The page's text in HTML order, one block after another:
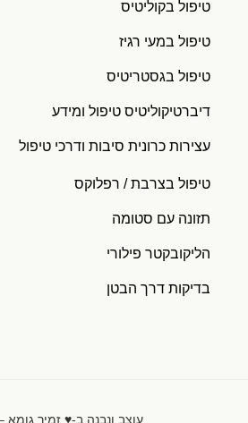
טיפול בקוליטיס
טיפול במעי רגיז
טיפול בגסטריטיס
דיברטיקוליטיס טיפול ומידע
עצירות כרונית סיבות ודרכי טיפול
טיפול בצרבת / רפלוקס
תזונה עם סטומה
הליקובקטר פילורי
בדיקות דרך הבטן
עוצב ונבנה ב-♥︎ זמיר גומא